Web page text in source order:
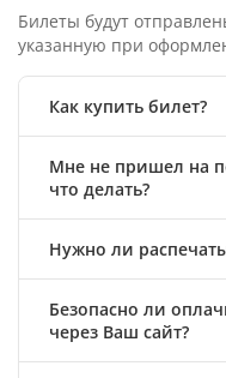
Билеты будут
указанную при
Как купить билет?
Мне не пришел на
что делать?
Нужно ли
Безопасно ли
через Ваш сайт?